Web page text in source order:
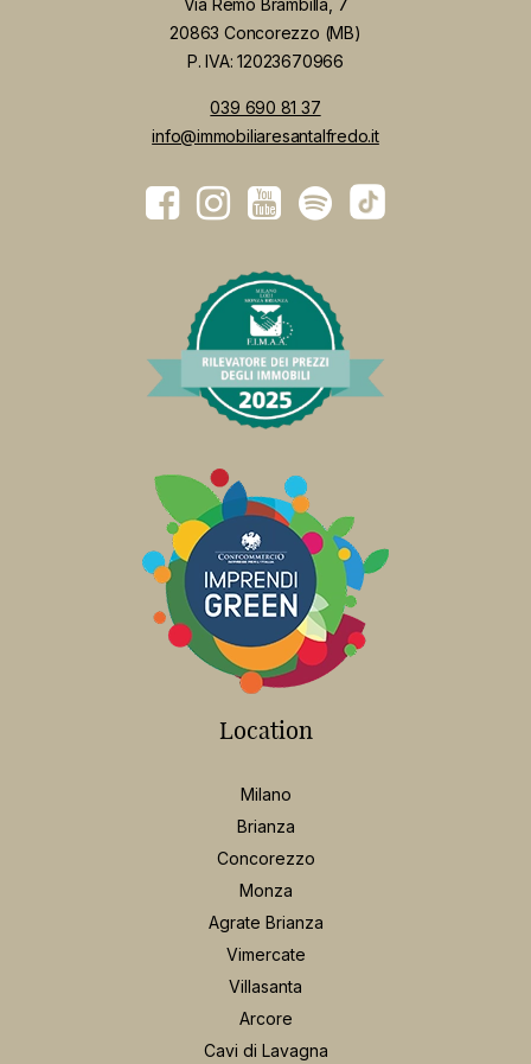
20863 Concorezzo (MB)
P. IVA: 12023670966
039 690 81 37
info@immobiliaresantalfredo.it
Location
Milano
Brianza
Concorezzo
Monza
Agrate Brianza
Vimercate
Villasanta
Arcore
Cavi di Lavagna